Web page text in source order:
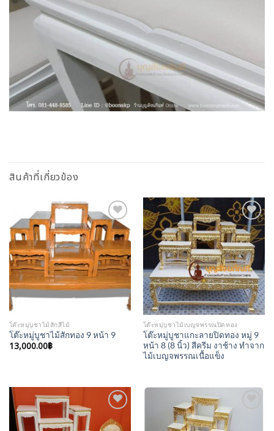
สินค้าที่เกี่ยวข้อง
Add to
Wishlist
โต๊ะหมู่บูชาไม้สักสีไม้
โต๊ะหมู่บูชาไม้สักทอง 9 หน้า 9
13,000.00฿
Add to
Wishlist
โต๊ะหมู่บูชาไม้เบญจพรรณปิดทอง
โต๊ะหมู่บูชาแกะลายปิดทอง หมู่ 9
หน้า 8 (8 นิ้ว) สีครีม งาช้าง ทำจาก
ไม้เบญจพรรณเนื้อแข็ง
Add to
Wishlist